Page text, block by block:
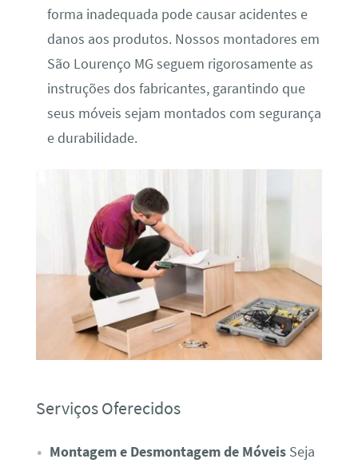
forma inadequada pode causar acidentes e
danos aos produtos. Nossos montadores em
São Lourenço MG seguem rigorosamente as
instruções dos fabricantes, garantindo que
seus móveis sejam montados com segurança
e durabilidade.
Serviços Oferecidos
Montagem e Desmontagem de MóveisSeja